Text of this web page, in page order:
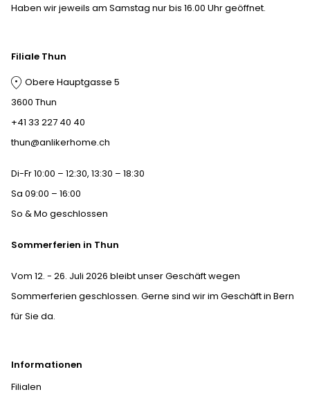
Informationen
Filialen
Haben wir jeweils am Samstag nur bis 16.00 Uhr geöffnet.
Filiale Thun
Obere Hauptgasse 5
3600 Thun
+41 33 227 40 40
thun@anlikerhome.ch
Di-Fr 10:00 – 12:30, 13:30 – 18:30
Sa 09:00 – 16:00
So & Mo geschlossen
Sommerferien in Thun
Vom 12. - 26. Juli 2026 bleibt unser Geschäft wegen
Sommerferien geschlossen. Gerne sind wir im Geschäft in Bern
für Sie da.